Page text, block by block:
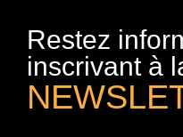
Restez
inscrivant à